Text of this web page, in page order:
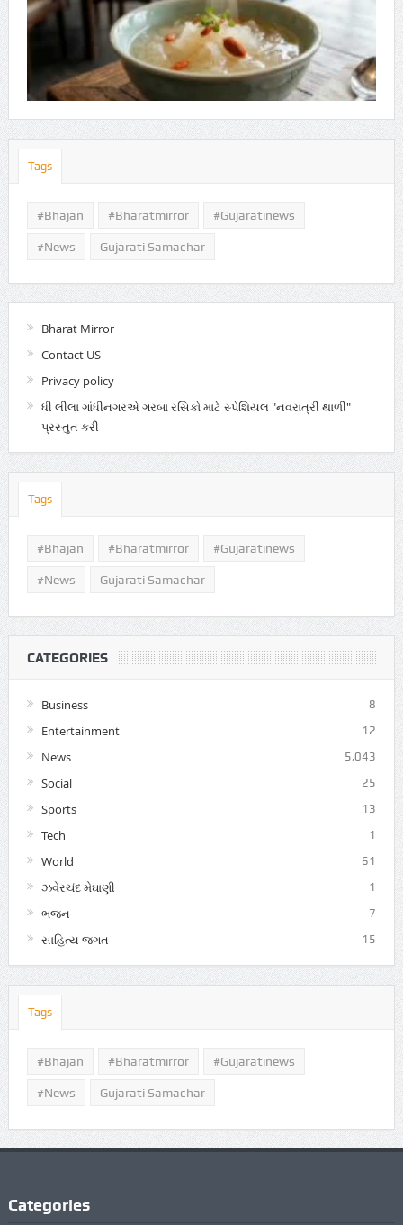
Tags
#Bhajan #bharatmirror #gujaratinews
#news Gujarati Samachar
Bharat Mirror
Contact US
Privacy policy
ધી લીલા ગાંધીનગરએ ગરબા રસિકો માટે સ્પેશિયલ "નવરાત્રી થાળી"
પ્રસ્તુત કરી
Tags
#Bhajan #bharatmirror #gujaratinews
#news Gujarati Samachar
CATEGORIES
Business 8
Entertainment 12
News 5,043
Social 25
Sports 13
Tech 1
World 61
ઝવેરચંદ મેઘાણી 1
ભજન 7
સાહિત્ય જગત 15
Tags
#Bhajan #bharatmirror #gujaratinews
#news Gujarati Samachar
Categories